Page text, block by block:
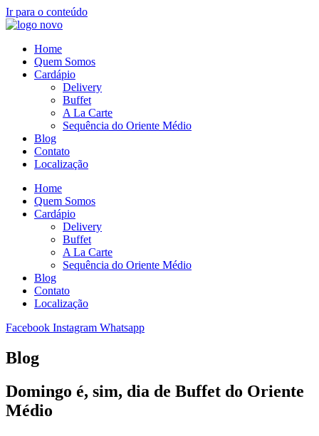
Ir para o conteúdo
Home
Quem Somos
Cardápio
Delivery
Buffet
A La Carte
Sequência do Oriente Médio
Blog
Contato
Localização
Home
Quem Somos
Cardápio
Delivery
Buffet
A La Carte
Sequência do Oriente Médio
Blog
Contato
Localização
Facebook Instagram Whatsapp
Blog
Domingo é, sim, dia de Buffet do Oriente
Médio